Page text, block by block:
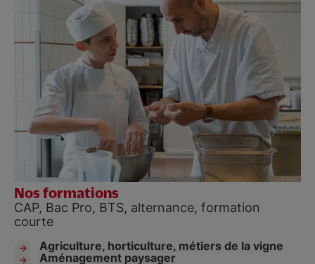
Nos formations
CAP, Bac Pro, BTS, alternance, formation
courte
Agriculture, horticulture, métiers de la vigne
Aménagement paysager